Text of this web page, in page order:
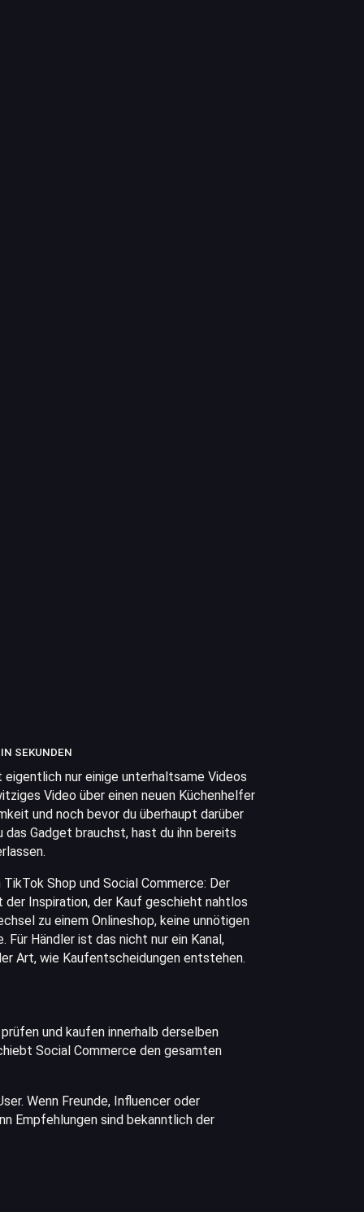
SEKUNDEN
nur einige unterhaltsame Videos
Video über einen neuen Küchenhelfer
und noch bevor du überhaupt darüber
Gadget brauchst, hast du ihn bereits
Shop und Social Commerce: Der
Inspiration, der Kauf geschieht nahtlos
zu einem Onlineshop, keine unnötigen
Für Händler ist das nicht nur ein Kanal,
Art, wie Kaufentscheidungen entstehen.
und kaufen innerhalb derselben
Social Commerce den gesamten
Wenn Freunde, Influencer oder
Empfehlungen sind bekanntlich der